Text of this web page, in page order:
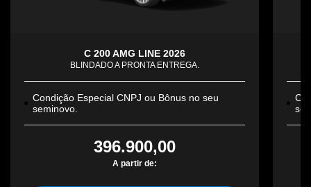
C 200 AMG LINE 2026
BLINDADO A PRONTA ENTREGA.
Condição Especial CNPJ ou Bônus no seu
seminovo.
396.900,00
A partir de: